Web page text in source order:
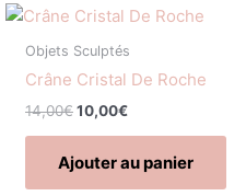
Objets Sculptés
Crâne Cristal De Roche
14,00€
Le
initial
14,00€.
10,00€
Le
actuel
10,00€.
Ajouter au panier